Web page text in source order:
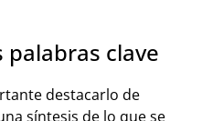
palabras clave
destacarlo de
síntesis de lo que se